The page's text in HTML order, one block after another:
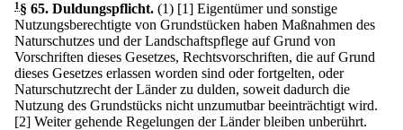
1 § 65. Duldungspflicht. (1) [1] Eigentümer und sonstige
Nutzungsberechtigte von Grundstücken haben Maßnahmen des
Naturschutzes und der Landschaftspflege auf Grund von
Vorschriften dieses Gesetzes, Rechtsvorschriften, die auf Grund
dieses Gesetzes erlassen worden sind oder fortgelten, oder
Naturschutzrecht der Länder zu dulden, soweit dadurch die
Nutzung des Grundstücks nicht unzumutbar beeinträchtigt wird.
[2] Weiter gehende Regelungen der Länder bleiben unberührt.